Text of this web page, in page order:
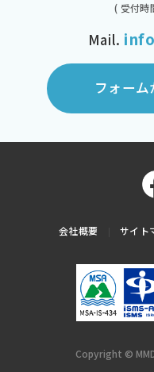
( 受付時
Mail.
フォー
会社概要 サイト
Copyright ©